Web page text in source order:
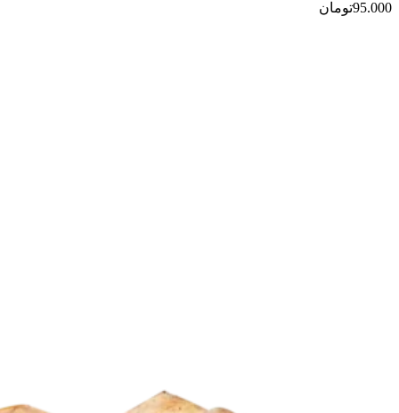
95.000تومان